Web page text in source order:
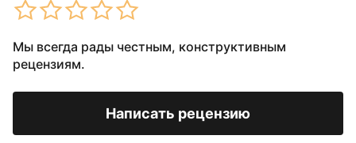
Мы всегда рады честным, конструктивным
рецензиям.
Написать рецензию